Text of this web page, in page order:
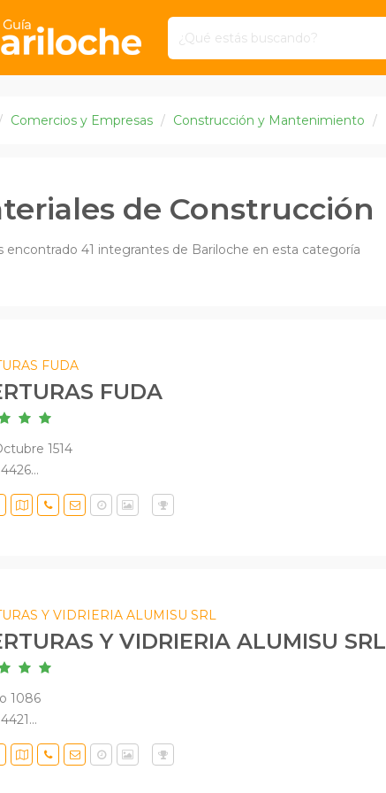
Comercios y Empresas Construcción y Mantenimiento
de Construcción
encontrado 41 integrantes de Bariloche en esta categoría
FUDA
FUDA
1514
Y VIDRIERIA ALUMISU SRL
Y VIDRIERIA ALUMISU SRL
1086